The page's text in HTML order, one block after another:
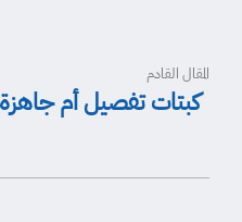
المقال القادم
كبتات تفصيل أم جاهزة